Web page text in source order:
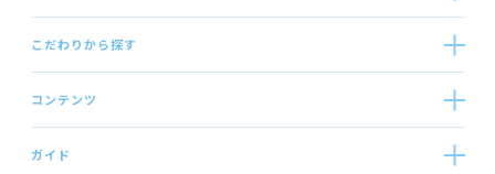
こだわりから探す
コンテンツ
ガイド